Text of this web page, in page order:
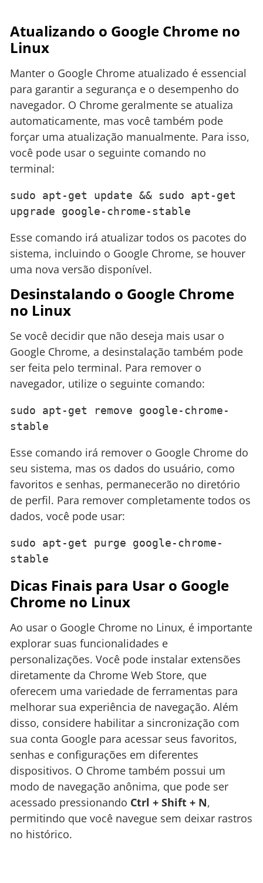
Atualizando o Google Chrome no
Linux
Manter o Google Chrome atualizado é essencial
para garantir a segurança e o desempenho do
navegador. O Chrome geralmente se atualiza
automaticamente, mas você também pode
forçar uma atualização manualmente. Para isso,
você pode usar o seguinte comando no
terminal:
sudo apt-get update && sudo apt-get
upgrade google-chrome-stable
Esse comando irá atualizar todos os pacotes do
sistema, incluindo o Google Chrome, se houver
uma nova versão disponível.
Desinstalando o Google Chrome
no Linux
Se você decidir que não deseja mais usar o
Google Chrome, a desinstalação também pode
ser feita pelo terminal. Para remover o
navegador, utilize o seguinte comando:
sudo apt-get remove google-chrome-
stable
Esse comando irá remover o Google Chrome do
seu sistema, mas os dados do usuário, como
favoritos e senhas, permanecerão no diretório
de perfil. Para remover completamente todos os
dados, você pode usar:
sudo apt-get purge google-chrome-
stable
Dicas Finais para Usar o Google
Chrome no Linux
Ao usar o Google Chrome no Linux, é importante
explorar suas funcionalidades e
personalizações. Você pode instalar extensões
diretamente da Chrome Web Store, que
oferecem uma variedade de ferramentas para
melhorar sua experiência de navegação. Além
disso, considere habilitar a sincronização com
sua conta Google para acessar seus favoritos,
senhas e configurações em diferentes
dispositivos. O Chrome também possui um
modo de navegação anônima, que pode ser
acessado pressionando Ctrl + Shift + N,
permitindo que você navegue sem deixar rastros
no histórico.